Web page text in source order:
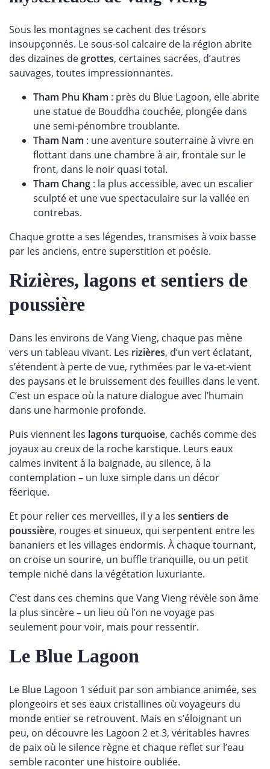
Sous les montagnes se cachent des trésors
insoupçonnés. Le sous-sol calcaire de la région abrite
des dizaines degrottes, certaines sacrées, d’autres
sauvages, toutes impressionnantes.
Tham Phu Kham : près du Blue Lagoon, elle abrite
une statue de Bouddha couchée, plongée dans
une semi-pénombre troublante.
Tham Nam : une aventure souterraine à vivre en
flottant dans une chambre à air, frontale sur le
front, dans le noir quasi total.
Tham Chang : la plus accessible, avec un escalier
sculpté et une vue spectaculaire sur la vallée en
contrebas.
Chaque grotte a ses légendes, transmises à voix basse
par les anciens, entre superstition et poésie.
Rizières, lagons et sentiers de
poussière
Dans les environs de Vang Vieng, chaque pas mène
vers un tableau vivant. Les rizières, d’un vert éclatant,
s’étendent à perte de vue, rythmées par le va-et-vient
des paysans et le bruissement des feuilles dans le vent.
C’est un espace où la nature dialogue avec l’humain
dans une harmonie profonde.
Puis viennent les lagons turquoise, cachés comme des
joyaux au creux de la roche karstique. Leurs eaux
calmes invitent à la baignade, au silence, à la
contemplation – un luxe simple dans un décor
féerique.
Et pour relier ces merveilles, il y a les sentiers de
poussière, rouges et sinueux, qui serpentent entre les
bananiers et les villages endormis. À chaque tournant,
on croise un sourire, un buffle tranquille, ou un petit
temple niché dans la végétation luxuriante.
C’est dans ces chemins que Vang Vieng révèle son âme
la plus sincère – un lieu où l’on ne voyage pas
seulement pour voir, mais pour ressentir.
Le Blue Lagoon
Le Blue Lagoon 1 séduit par son ambiance animée, ses
plongeoirs et ses eaux cristallines où voyageurs du
monde entier se retrouvent. Mais en s’éloignant un
peu, on découvre les Lagoon 2 et 3, véritables havres
de paix où le silence règne et chaque reflet sur l’eau
semble raconter une histoire oubliée.